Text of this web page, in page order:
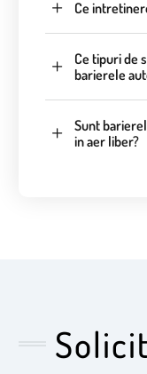
Ce
Ce tipuri de
barierele
Sunt
in aer liber?